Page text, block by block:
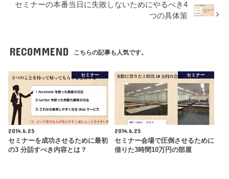
セミナーの本番当日に失敗しないためにやるべき4
つの具体策
RECOMMEND こちらの記事も人気です。
セミナー
2014.6.25
セミナーを成功させるために最初
の3 分話すべき内容とは？
セミナー
2014.6.25
セミナー会場で圧倒させるために
借りた3時間10万円の部屋